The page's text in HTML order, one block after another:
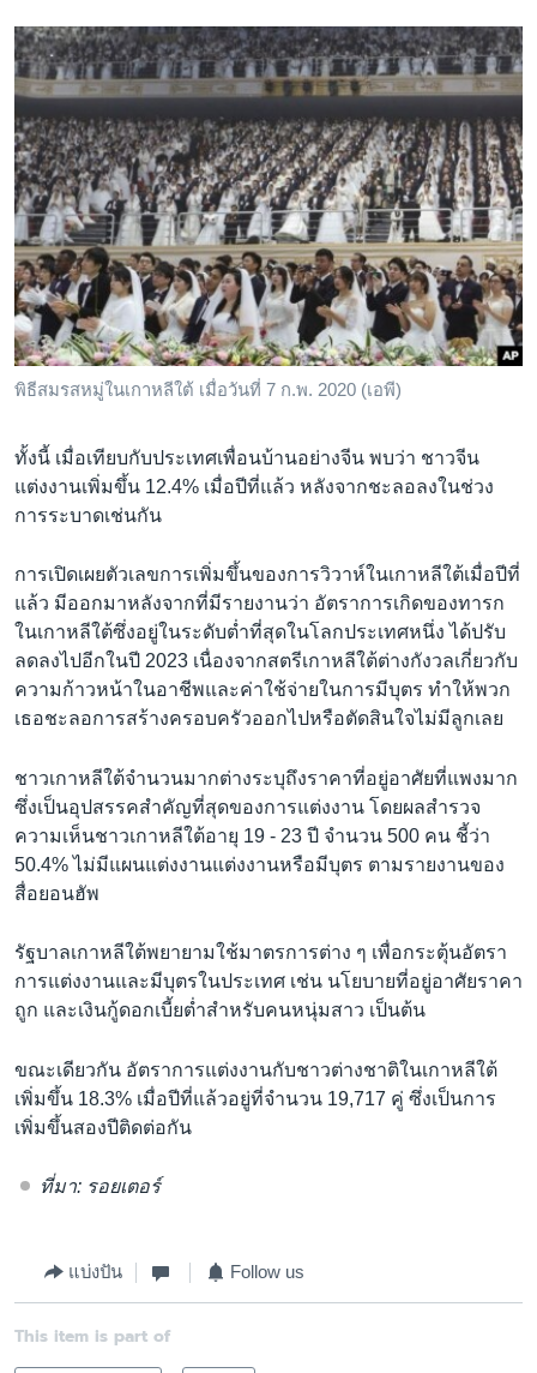
พิธีสมรสหมู่ในเกาหลีใต้ เมื่อวันที่ 7 ก.พ. 2020 (เอพี)
ทั้งนี้ เมื่อเทียบกับประเทศเพื่อนบ้านอย่างจีน พบว่า ชาวจีน
แต่งงานเพิ่มขึ้น 12.4% เมื่อปีที่แล้ว หลังจากชะลอลงในช่วง
การระบาดเช่นกัน
การเปิดเผยตัวเลขการเพิ่มขึ้นของการวิวาห์ในเกาหลีใต้เมื่อปีที่
แล้ว มีออกมาหลังจากที่มีรายงานว่า อัตราการเกิดของทารก
ในเกาหลีใต้ซึ่งอยู่ในระดับต่ำที่สุดในโลกประเทศหนึ่ง ได้ปรับ
ลดลงไปอีกในปี 2023 เนื่องจากสตรีเกาหลีใต้ต่างกังวลเกี่ยวกับ
ความก้าวหน้าในอาชีพและค่าใช้จ่ายในการมีบุตร ทำให้พวก
เธอชะลอการสร้างครอบครัวออกไปหรือตัดสินใจไม่มีลูกเลย
ชาวเกาหลีใต้จำนวนมากต่างระบุถึงราคาที่อยู่อาศัยที่แพงมาก
ซึ่งเป็นอุปสรรคสำคัญที่สุดของการแต่งงาน โดยผลสำรวจ
ความเห็นชาวเกาหลีใต้อายุ 19 - 23 ปี จำนวน 500 คน ชี้ว่า
50.4% ไม่มีแผนแต่งงานแต่งงานหรือมีบุตร ตามรายงานของ
สื่อยอนฮัพ
รัฐบาลเกาหลีใต้พยายามใช้มาตรการต่าง ๆ เพื่อกระตุ้นอัตรา
การแต่งงานและมีบุตรในประเทศ เช่น นโยบายที่อยู่อาศัยราคา
ถูก และเงินกู้ดอกเบี้ยต่ำสำหรับคนหนุ่มสาว เป็นต้น
ขณะเดียวกัน อัตราการแต่งงานกับชาวต่างชาติในเกาหลีใต้
เพิ่มขึ้น 18.3% เมื่อปีที่แล้วอยู่ที่จำนวน 19,717 คู่ ซึ่งเป็นการ
เพิ่มขึ้นสองปีติดต่อกัน
ที่มา: รอยเตอร์
แบ่งปัน Follow us
This item is part of